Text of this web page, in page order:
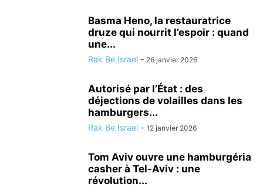
Basma Heno, la restauratrice
druze qui nourrit l’espoir : quand
une...
Rak Be Israel - 26 janvier 2026
Autorisé par l’État : des
déjections de volailles dans les
hamburgers...
Rak Be Israel - 12 janvier 2026
Tom Aviv ouvre une hamburgéria
casher à Tel-Aviv : une
révolution...